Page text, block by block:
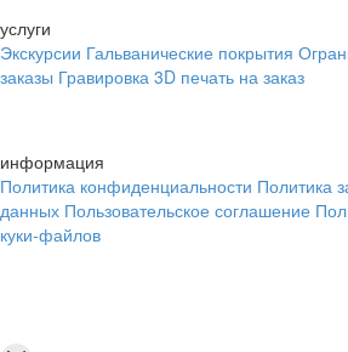
услуги
Экскурсии Гальванические покрытия
заказы Гравировка 3D печать на заказ
информация
Политика конфиденциальности Политика
данных Пользовательское соглашение
куки-файлов